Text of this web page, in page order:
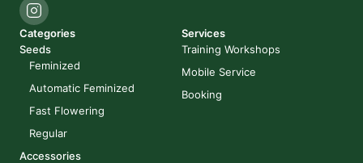
Categories
Seeds
Feminized
Automatic Feminized
Fast Flowering
Regular
Accessories
Services
Training Workshops
Mobile Service
Booking